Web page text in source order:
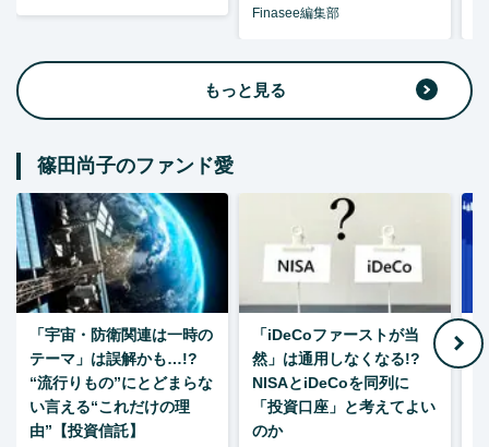
Finasee編集部
もっと見る
篠田尚子のファンド愛
「宇宙・防衛関連は一時の
テーマ」は誤解かも…!?
“流行りもの”にとどまらな
い言える“これだけの理
由”【投資信託】
「iDeCoファーストが当
然」は通用しなくなる!?
NISAとiDeCoを同列に
「投資口座」と考えてよい
のか